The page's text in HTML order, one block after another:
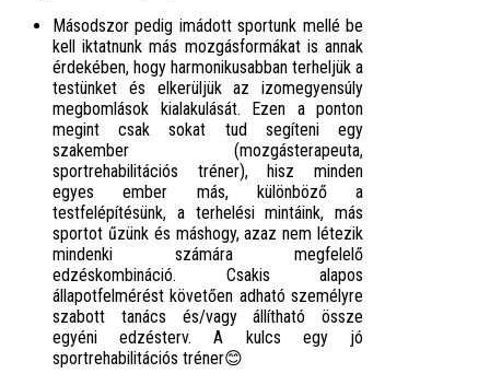
Másodszor pedig imádott sportunk mellé be
kell iktatnunk más mozgásformákat is annak
érdekében, hogy harmonikusabban terheljük a
testünket és elkerüljük az izomegyensúly
megbomlások kialakulását. Ezen a ponton
megint csak sokat tud segíteni egy
szakember (mozgásterapeuta,
sportrehabilitációs tréner), hisz minden
egyes ember más, különböző a
testfelépítésünk, a terhelési mintáink, más
sportot űzünk és máshogy, azaz nem létezik
mindenki számára megfelelő
edzéskombináció. Csakis alapos
állapotfelmérést követően adható személyre
szabott tanács és/vagy állítható össze
egyéni edzésterv. A kulcs egy jó
sportrehabilitációs tréner😊